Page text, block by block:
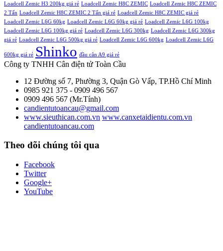
Loadcell Zemic H3 200kg giá rẻ Loadcell Zemic H8C ZEMIC Loadcell Zemic H8C ZEMIC
2 Tấn Loadcell Zemic H8C ZEMIC 2 Tấn giá rẻ Loadcell Zemic H8C ZEMIC giá rẻ
Loadcell Zemic L6G 60kg Loadcell Zemic L6G 60kg giá rẻ Loadcell Zemic L6G 100kg
Loadcell Zemic L6G 100kg giá rẻ Loadcell Zemic L6G 300kg Loadcell Zemic L6G 300kg
giá rẻ Loadcell Zemic L6G 500kg giá rẻ Loadcell Zemic L6G 600kg Loadcell Zemic L6G
600kg giá rẻ Shinko đầu cân A9 giá rẻ
Công ty TNHH Cân điện tử Toàn Cầu
12 Đường số 7, Phường 3, Quận Gò Vấp, TP.Hồ Chí Minh
0985 921 375 - 0909 496 567
0909 496 567 (Mr.Tính)
candientutoancau@gmail.com
www.sieuthican.com.vn www.canxetaidientu.com.vn
candientutoancau.com
Theo dõi chúng tôi qua
Facebook
Twitter
Google+
YouTube